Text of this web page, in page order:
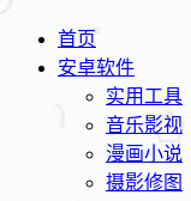
首页
安卓软件
实用工具
音乐影视
漫画小说
摄影修图